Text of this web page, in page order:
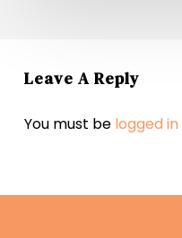
Leave A Reply
You must be logged in